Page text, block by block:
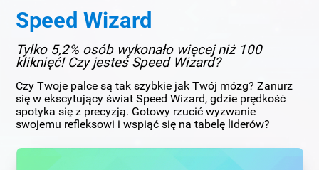
Speed Wizard
Tylko 5,2% osób wykonało więcej niż 100
kliknięć! Czy jesteś Speed Wizard?
Czy Twoje palce są tak szybkie jak Twój mózg? Zanurz
się w ekscytujący świat Speed Wizard, gdzie prędkość
spotyka się z precyzją. Gotowy rzucić wyzwanie
swojemu refleksowi i wspiąć się na tabelę liderów?